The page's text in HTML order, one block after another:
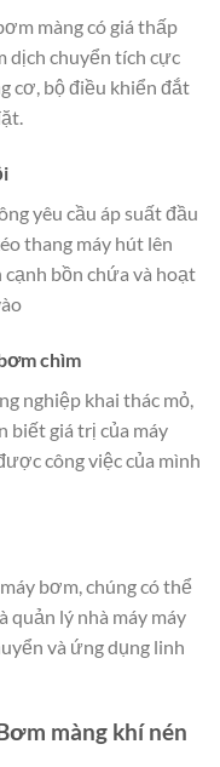
màng có giá thấp
dịch chuyển tích cực
cơ, bộ điều khiển đắt
yêu cầu áp suất đầu
thang máy hút lên
cạnh bồn chứa và hoạt
chìm
nghiệp khai thác mỏ,
biết giá trị của máy
công việc của mình
bơm, chúng có thể
quản lý nhà máy máy
và ứng dụng linh
màng khí nén